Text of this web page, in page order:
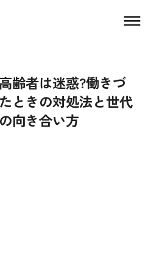
齢者は迷惑?働きづ
ときの対処法と世代
向き合い方